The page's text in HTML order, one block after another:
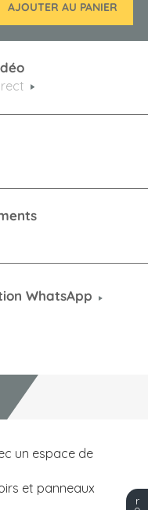
AJOUTER AU PANIER
WhatsApp
un espace de
et panneaux
r